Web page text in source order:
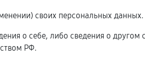
своих персональных данных.
о себе, либо сведения о другом
РФ.